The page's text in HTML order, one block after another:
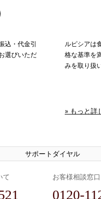
込・代金引
選びいただ
ルピシアは
格な基準を
みを取り扱
» もっと詳
サポートダイヤル
て お客様相談窓口
0120-